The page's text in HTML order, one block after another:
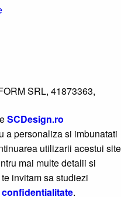
SRL, 41873363,
SCDesign.ro
a personaliza si imbunatati
utilizarii acestui site
mai multe detalii si
invitam sa studiezi
.